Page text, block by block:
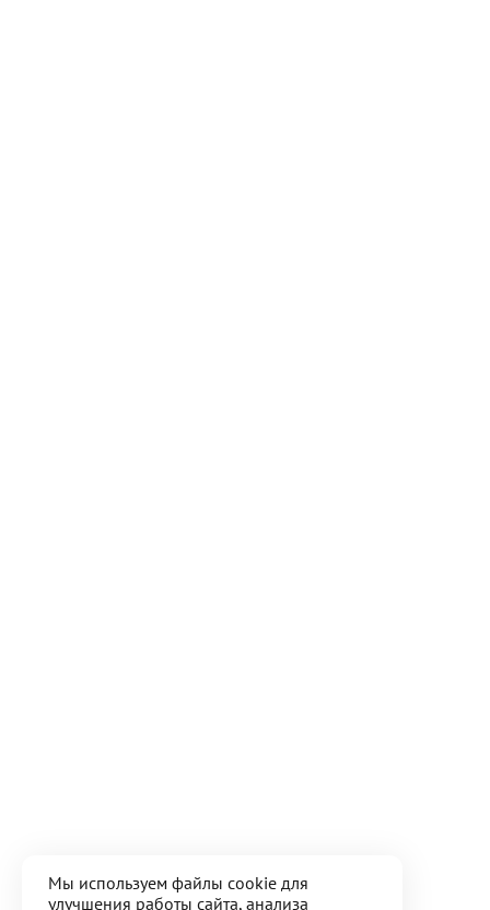
Мы используем файлы cookie для
улучшения работы сайта, анализа